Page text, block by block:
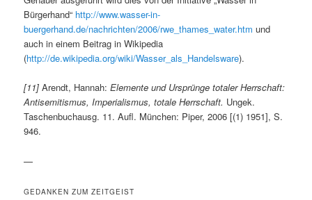
Bürgerhand“ http://www.wasser-in-
buergerhand.de/nachrichten/2006/rwe_thames_water.htm und
auch in einem Beitrag in Wikipedia
(http://de.wikipedia.org/wiki/Wasser_als_Handelsware).
[11] Arendt, Hannah:Elemente und Ursprünge totaler Herrschaft:
Antisemitismus, Imperialismus, totale Herrschaft. Ungek.
Taschenbuchausg. 11. Aufl. München: Piper, 2006 [(1) 1951], S.
946.
—
GEDANKEN ZUM ZEITGEIST